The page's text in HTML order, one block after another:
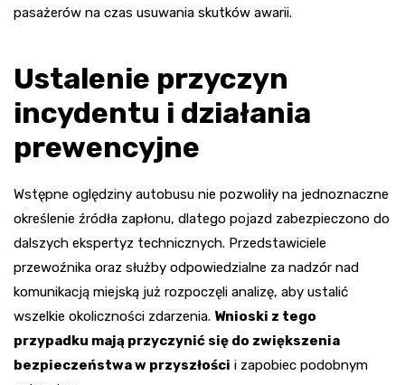
pasażerów na czas usuwania skutków awarii.
Ustalenie przyczyn
incydentu i działania
prewencyjne
Wstępne oględziny autobusu nie pozwoliły na jednoznaczne
określenie źródła zapłonu, dlatego pojazd zabezpieczono do
dalszych ekspertyz technicznych. Przedstawiciele
przewoźnika oraz służby odpowiedzialne za nadzór nad
komunikacją miejską już rozpoczęli analizę, aby ustalić
wszelkie okoliczności zdarzenia. Wnioski z tego
przypadku mają przyczynić się do zwiększenia
bezpieczeństwa w przyszłości i zapobiec podobnym